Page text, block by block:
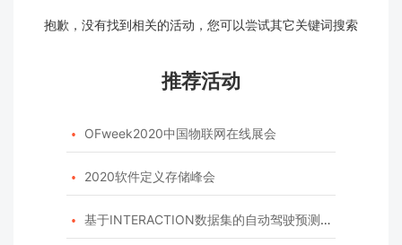
抱歉，没有找到相关的活动，您可以尝试其它关键词搜索
推荐活动
 OFweek2020中国物联网在线展会
 2020软件定义存储峰会
 基于INTERACTION数据集的自动驾驶预测模型挑战赛